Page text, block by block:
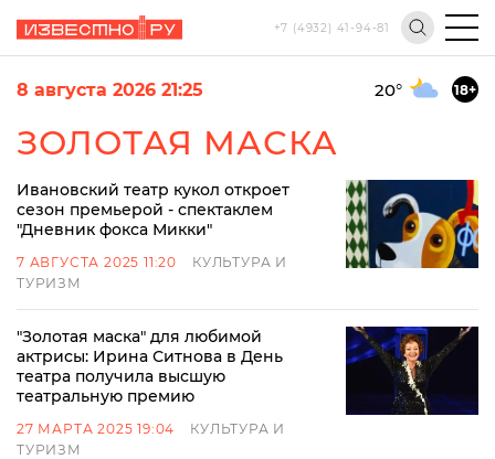
+7 (4932) 41-94-81
8 августа 2026 21:25 20° 18+
ЗОЛОТАЯ МАСКА
Ивановский театр кукол откроет
сезон премьерой - спектаклем
"Дневник фокса Микки"
7 АВГУСТА 2025 11:20
КУЛЬТУРА И
ТУРИЗМ
"Золотая маска" для любимой
актрисы: Ирина Ситнова в День
театра получила высшую
театральную премию
27 МАРТА 2025 19:04
КУЛЬТУРА И
ТУРИЗМ